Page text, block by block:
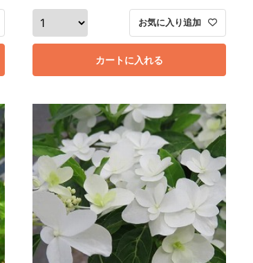
カートに入れる
お気に入り追加